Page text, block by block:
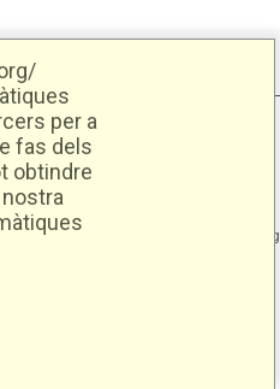
per a
fas dels
obtindre
Commons
46970 Alaquàs.dir3: L01460057
00 | FAX: 96 151 94 03 | info@alaquas.org